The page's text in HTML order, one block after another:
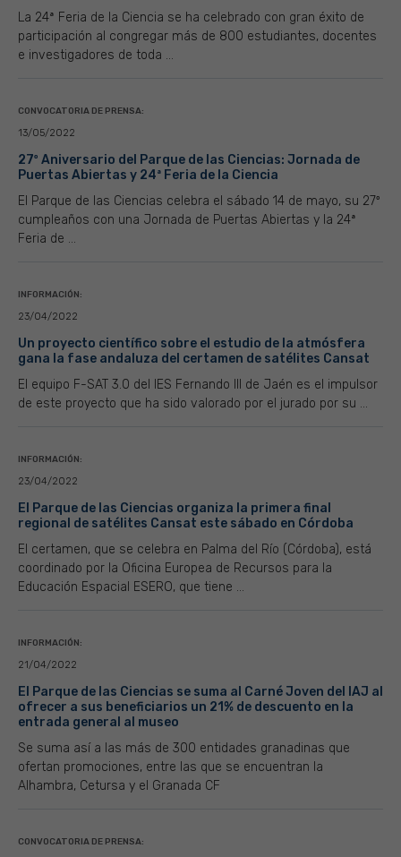
La 24ª Feria de la Ciencia se ha celebrado con gran éxito de
participación al congregar más de 800 estudiantes, docentes
e investigadores de toda ...
CONVOCATORIA DE PRENSA:
13/05/2022
27º Aniversario del Parque de las Ciencias: Jornada de
Puertas Abiertas y 24ª Feria de la Ciencia
El Parque de las Ciencias celebra el sábado 14 de mayo, su 27º
cumpleaños con una Jornada de Puertas Abiertas y la 24ª
Feria de ...
INFORMACIÓN:
23/04/2022
Un proyecto científico sobre el estudio de la atmósfera
gana la fase andaluza del certamen de satélites Cansat
El equipo F-SAT 3.0 del IES Fernando III de Jaén es el impulsor
de este proyecto que ha sido valorado por el jurado por su ...
INFORMACIÓN:
23/04/2022
El Parque de las Ciencias organiza la primera final
regional de satélites Cansat este sábado en Córdoba
El certamen, que se celebra en Palma del Río (Córdoba), está
coordinado por la Oficina Europea de Recursos para la
Educación Espacial ESERO, que tiene ...
INFORMACIÓN:
21/04/2022
El Parque de las Ciencias se suma al Carné Joven del IAJ al
ofrecer a sus beneficiarios un 21% de descuento en la
entrada general al museo
Se suma así a las más de 300 entidades granadinas que
ofertan promociones, entre las que se encuentran la
Alhambra, Cetursa y el Granada CF
CONVOCATORIA DE PRENSA: